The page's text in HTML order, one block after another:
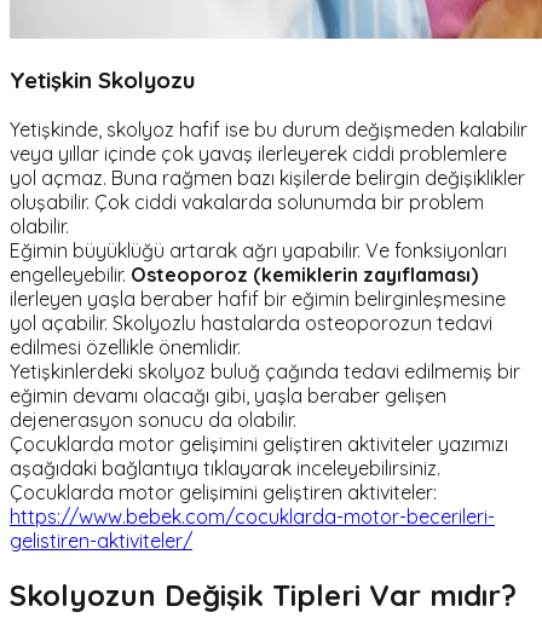
Yetişkin Skolyozu
Yetişkinde, skolyoz hafif ise bu durum değişmeden kalabilir
veya yıllar içinde çok yavaş ilerleyerek ciddi problemlere
yol açmaz. Buna rağmen bazı kişilerde belirgin değişiklikler
oluşabilir. Çok ciddi vakalarda solunumda bir problem
olabilir.
Eğimin büyüklüğü artarak ağrı yapabilir. Ve fonksiyonları
engelleyebilir. Osteoporoz (kemiklerin zayıflaması)
ilerleyen yaşla beraber hafif bir eğimin belirginleşmesine
yol açabilir. Skolyozlu hastalarda osteoporozun tedavi
edilmesi özellikle önemlidir.
Yetişkinlerdeki skolyoz buluğ çağında tedavi edilmemiş bir
eğimin devamı olacağı gibi, yaşla beraber gelişen
dejenerasyon sonucu da olabilir.
Çocuklarda motor gelişimini geliştiren aktiviteler yazımızı
aşağıdaki bağlantıya tıklayarak inceleyebilirsiniz.
Çocuklarda motor gelişimini geliştiren aktiviteler:
https://www.bebek.com/cocuklarda-motor-becerileri-
gelistiren-aktiviteler/
Skolyozun Değişik Tipleri Var mıdır?